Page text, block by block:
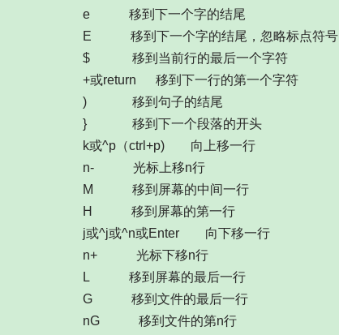
e 移到下一个字的结尾
E 移到下一个字的结尾，忽略标点符号
$ 移到当前行的最后一个字符
+或return 移到下一行的第一个字符
) 移到句子的结尾
} 移到下一个段落的开头
k或^p（ctrl+p) 向上移一行
n- 光标上移n行
M 移到屏幕的中间一行
H 移到屏幕的第一行
j或^j或^n或Enter 向下移一行
n+ 光标下移n行
L 移到屏幕的最后一行
G 移到文件的最后一行
nG 移到文件的第n行